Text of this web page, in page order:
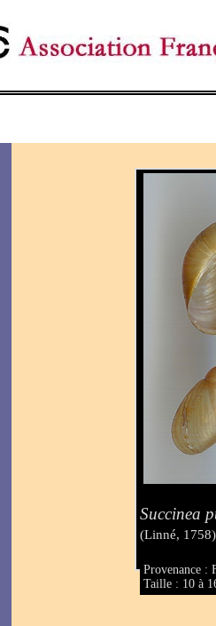
Succinea
(Linné, 1758)
Provenance :
Taille : 10 à